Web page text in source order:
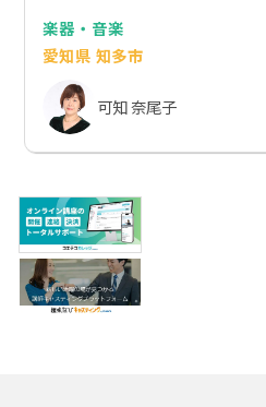
楽器・音楽
愛知県 知多市
可知 奈尾子